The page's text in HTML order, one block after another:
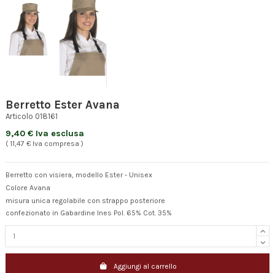
Berretto Ester Avana
Articolo 018161
9,40 € Iva esclusa
( 11,47 € Iva compresa )
Berretto con visiera, modello Ester - Unisex
Colore Avana
misura unica regolabile con strappo posteriore
confezionato in Gabardine Ines Pol. 65% Cot. 35%
Aggiungi al carrello